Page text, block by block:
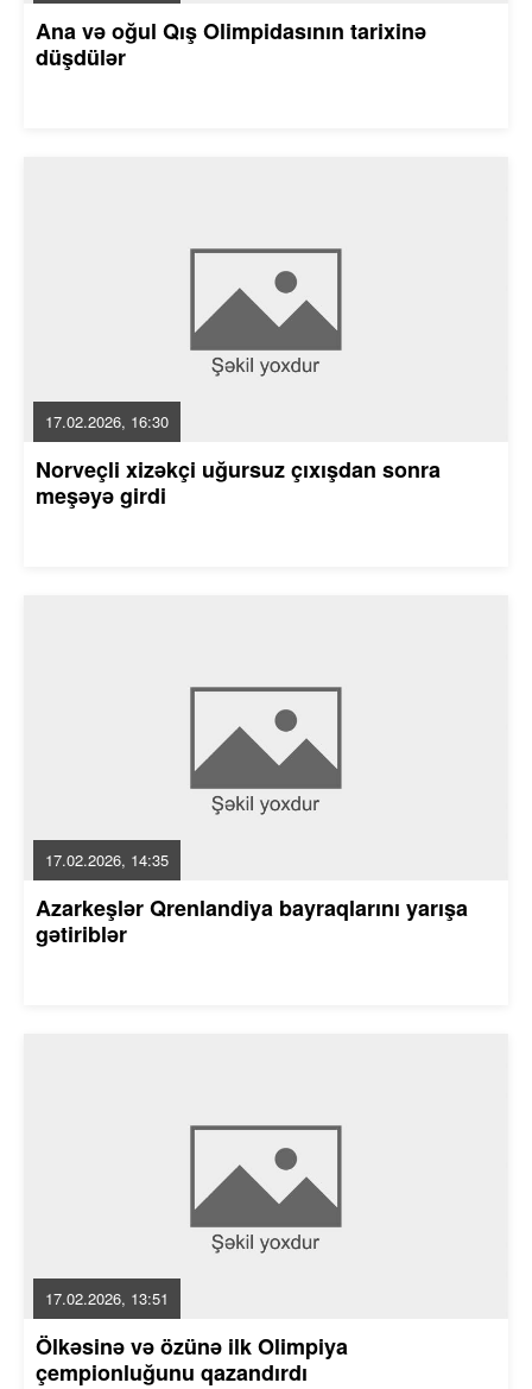
Ana və oğul Qış Olimpidasının tarixinə
düşdülər
17.02.2026, 16:30
Norveçli xizəkçi uğursuz çıxışdan sonra
meşəyə girdi
17.02.2026, 14:35
Azarkeşlər Qrenlandiya bayraqlarını yarışa
gətiriblər
17.02.2026, 13:51
Ölkəsinə və özünə ilk Olimpiya
çempionluğunu qazandırdı